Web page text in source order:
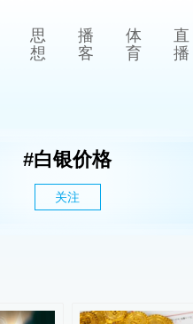
思
想
播
客
体
育
直
播
#白银价格
关注